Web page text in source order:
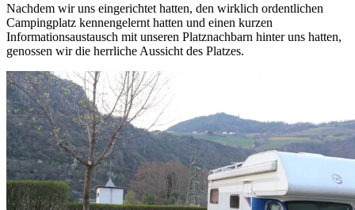
Nachdem wir uns eingerichtet hatten, den wirklich ordentlichen
Campingplatz kennengelernt hatten und einen kurzen
Informationsaustausch mit unseren Platznachbarn hinter uns hatten,
genossen wir die herrliche Aussicht des Platzes.